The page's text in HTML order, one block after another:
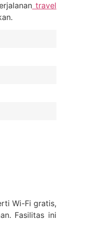
travel
Wi-Fi gratis,
Fasilitas ini